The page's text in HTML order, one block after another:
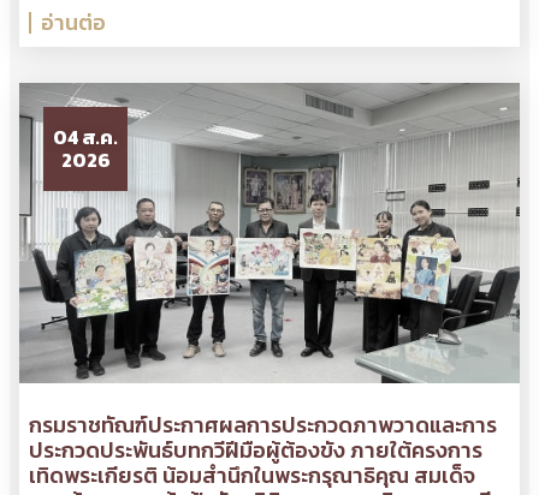
อ่านต่อ
04 ส.ค.
2026
กรมราชทัณฑ์ประกาศผลการประกวดภาพวาดและการ
ประกวดประพันธ์บทกวีฝีมือผู้ต้องขัง ภายใต้ครงการ
เทิดพระเกียรติ น้อมสำนึกในพระกรุณาธิคุณ สมเด็จ